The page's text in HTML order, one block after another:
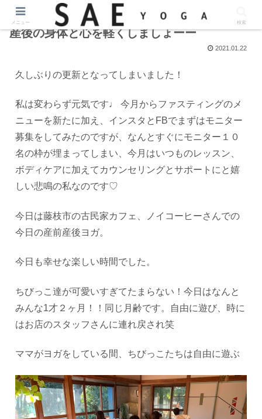
産後の身体と心を軽くしましょーー
2021.01.22
久しぶりの更新となってしまいました！
私は変わらず元気です♩ 今月からファスティングのメ
ニューを新たに加え、インスタとFBでまずはモニター
募集をしてみたのですが、なんとすぐにモニター１０
名の枠が埋まってしまい、今月はいつものレッスン、
ボディケアに加えてカウンセリングとサポートにと嬉
しい悲鳴の私なのです♡
今日は藤枝市の古民家カフェ、ノイコーヒーさんでの
今日の産前産後ヨガ。
今日も幸せな楽しい時間でした。
ちびっこ達が可愛いすぎてたまらない！今日はなんと
みんな1才２ヶ月！！同じ月齢です。自由に遊び、時に
はお店のスタッフさんに連れ戻され笑
ママがヨガをしている間、ちびっこたちは自由に遊ぶ
メニュー 検索